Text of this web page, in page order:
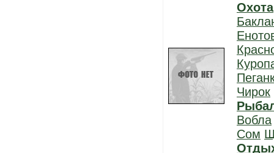
Охота
Чирок
Вобла
Сом